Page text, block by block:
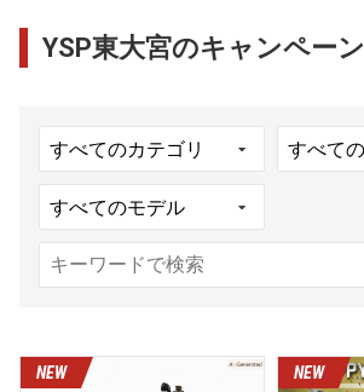
YSP東大宮のキャンペーン